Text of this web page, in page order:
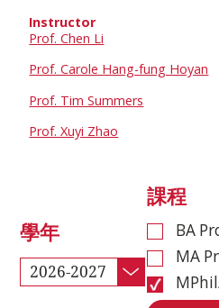
Prof. Chen Li
Prof. Carole Hang-fung Hoyan
Prof. Tim Summers
Prof. Xuyi Zhao
學年
2026-2027
課程
BA
MA